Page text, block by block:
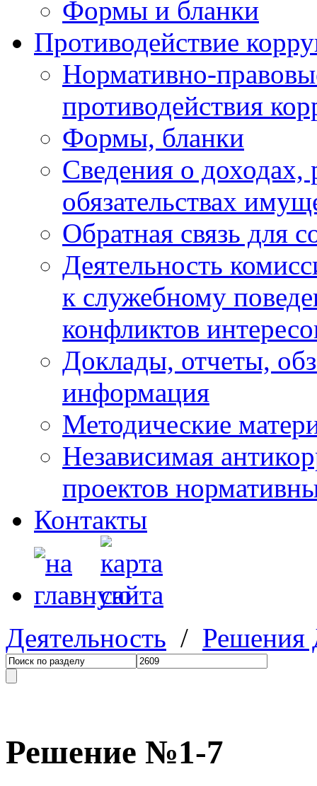
Формы и бланки
Противодействие
Нормативно-
противодействия
Формы, бланки
Сведения о доходах,
обязательствах
Обратная связь для
Деятельность
к служебному
конфликтов
Доклады, отчеты,
информация
Методические
Независимая
проектов
Контакты
Деятельность /
Решение №1-7